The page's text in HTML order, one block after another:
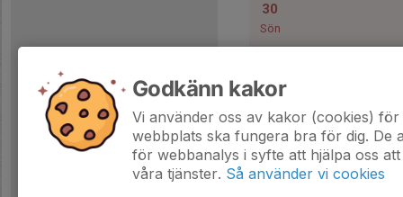
30
Sön
31
Godkänn kakor
Vi använder oss av kakor (cookies)
webbplats ska fungera bra för dig. De
för webbanalys i syfte att hjälpa oss
våra tjänster. Så använder vi cookies